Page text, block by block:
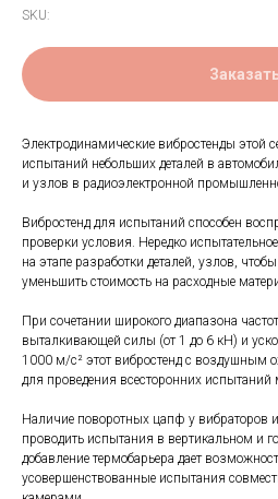
SKU:
Электродинамические вибростенды этой
испытаний небольших деталей в
и узлов в радиоэлектронной
Вибростенд для испытаний способен
проверки условия. Нередко
на этапе разработки деталей, узлов,
уменьшить стоимость на расходные
При сочетании широкого диапазона
выталкивающей силы (от 1 до 6 кН) и
1000 м/с² этот вибростенд с воздушным
для проведения всесторонних испытаний
Наличие поворотных цапф у вибраторов
проводить испытания в вертикальном и
добавление термобарьера дает
усовершенствованные испытания